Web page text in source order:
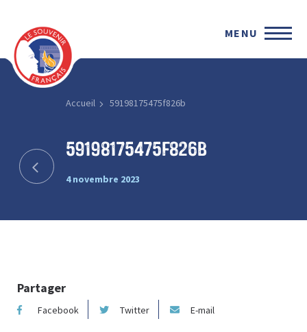
MENU
Accueil 59198175475f826b
59198175475f826b
4 novembre 2023
Partager
Facebook Twitter E-mail